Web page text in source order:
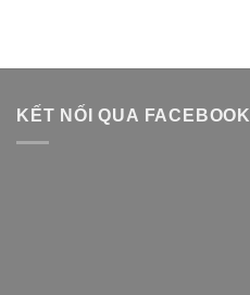
KẾT NỐI QUA FACEBOOK